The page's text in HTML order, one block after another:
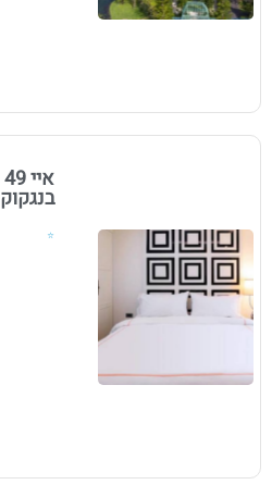
איי 49
בנגקוק
⭐